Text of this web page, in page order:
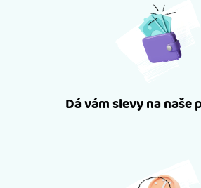
Dá vám slevy na naše